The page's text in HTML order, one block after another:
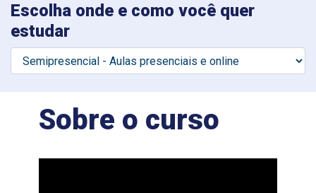
Escolha onde e como você quer
estudar
Sobre o curso